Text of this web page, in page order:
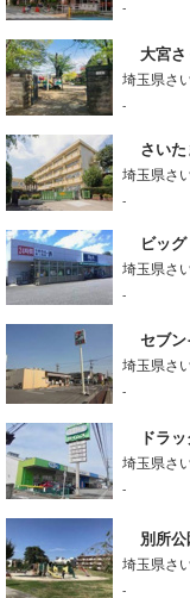
-
大宮さ
埼玉県さ
-
さい
埼玉県さ
-
ビッ
埼玉県さ
-
セブ
埼玉県さ
-
ドラ
埼玉県さ
-
別所公
埼玉県さ
-